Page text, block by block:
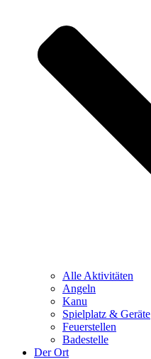
Alle Aktivitäten
Angeln
Kanu
Spielplatz & Geräte
Feuerstellen
Badestelle
Der Ort